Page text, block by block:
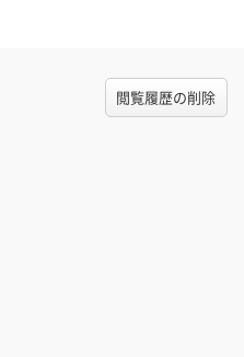
閲覧履歴の削除